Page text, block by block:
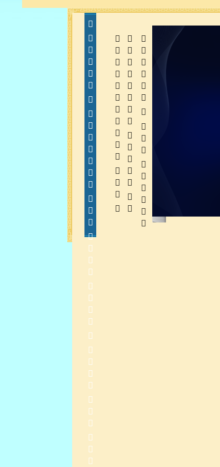
     
    